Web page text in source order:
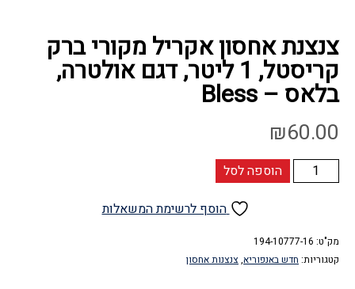
צנצנת אחסון אקריל מקורי ברק
קריסטל, 1 ליטר, דגם אולטרה,
בלאס – Bless
₪60.00
כמות
של
אקריל
מקורי
הוספה לסל
הוסף לרשימת המשאלות
מק"ט: 194-10777-16
קטגוריות: חדש באנפוריא, צנצנות אחסון